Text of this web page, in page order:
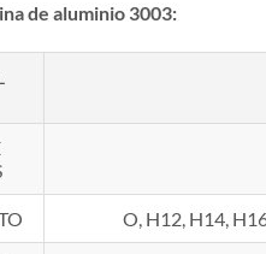
de aluminio 3003:
O, H12, H14,